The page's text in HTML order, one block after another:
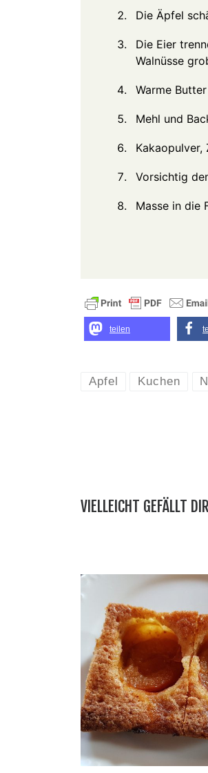
Die Äpfel
Die Eier
Walnüsse
Warme
Mehl und
Kakaopulver,
Vorsichtig
Masse in die
teilen
Apfel Kuchen
VIELLEICHT GEFÄLLT